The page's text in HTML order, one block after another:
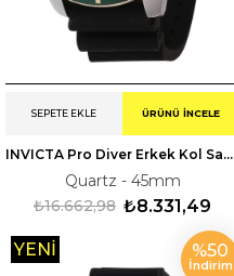
INVICTA Pro Diver Erkek Kol Saati 246083
Quartz - 45mm
₺8.331,49
₺16.662,98
SEPETE EKLE ÜRÜNÜ İNCELE
%50
İndirim
YENI